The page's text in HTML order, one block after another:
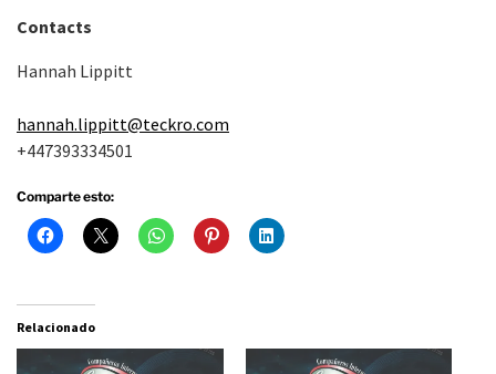
Contacts
Hannah Lippitt
hannah.lippitt@teckro.com
+447393334501
Comparte esto:
Relacionado